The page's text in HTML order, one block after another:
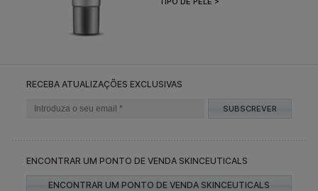
RECEBA ATUALIZAÇÕES EXCLUSIVAS
SUBSCREVER
ENCONTRAR UM PONTO DE VENDA SKINCEUTICALS
ENCONTRAR UM PONTO DE VENDA SKINCEUTICALS